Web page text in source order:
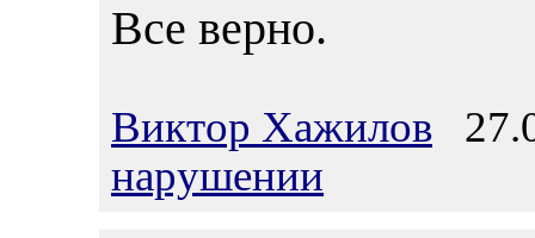
Все верно.
Виктор Хажилов
нарушении